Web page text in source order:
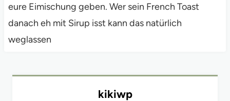
eure Eimischung geben. Wer sein French Toast
danach eh mit Sirup isst kann das natürlich
weglassen
kikiwp